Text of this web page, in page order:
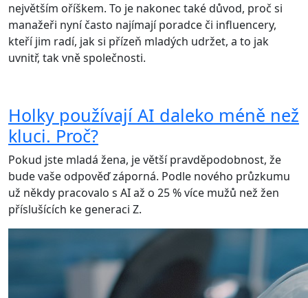
největším oříškem. To je nakonec také důvod, proč si
manažeři nyní často najímají poradce či influencery,
kteří jim radí, jak si přízeň mladých udržet, a to jak
uvnitř, tak vně společnosti.
Holky používají AI daleko méně než
kluci. Proč?
Pokud jste mladá žena, je větší pravděpodobnost, že
bude vaše odpověď záporná. Podle nového průzkumu
už někdy pracovalo s AI až o 25 % více mužů než žen
příslušících ke generaci Z.